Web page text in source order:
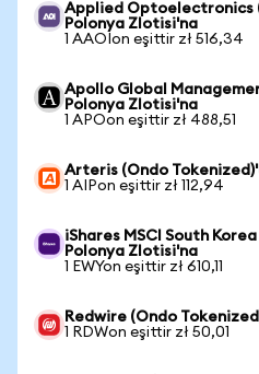
Applied Optoelectronics
Polonya Zlotisi'na
1 AAOIon eşittir zł 516,34
Apollo Global
Polonya Zlotisi'na
1 APOon eşittir zł 488,51
Arteris (Ondo
1 AIPon eşittir zł 112,94
iShares MSCI South
Polonya Zlotisi'na
1 EWYon eşittir zł 610,11
Redwire (Ondo
1 RDWon eşittir zł 50,01